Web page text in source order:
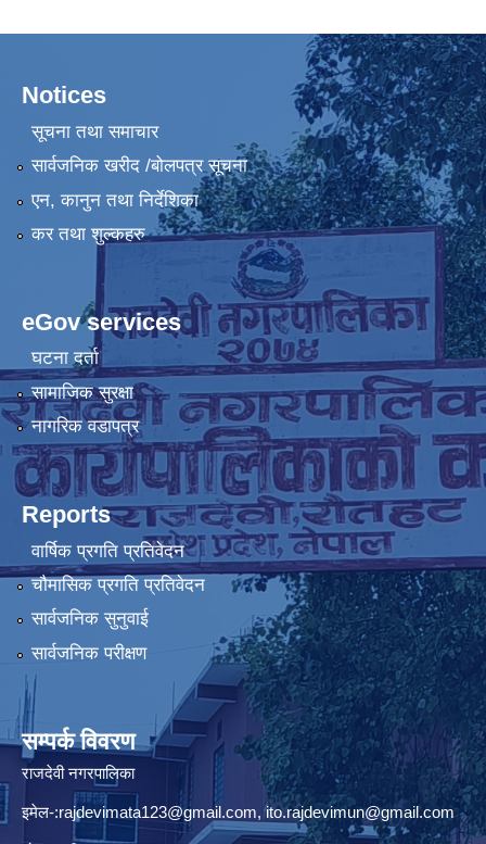
Notices
सूचना तथा समाचार
सार्वजनिक खरीद /बोलपत्र सूचना
एन, कानुन तथा निर्देशिका
कर तथा शुल्कहरु
eGov services
घटना दर्ता
सामाजिक सुरक्षा
नागरिक वडापत्र
Reports
वार्षिक प्रगति प्रतिवेदन
चौमासिक प्रगति प्रतिवेदन
सार्वजनिक सुनुवाई
सार्वजनिक परीक्षण
सम्पर्क विवरण
राजदेवी नगरपालिका
इमेल-:rajdevimata123@gmail.com,ito.rajdevimun@gmail.com